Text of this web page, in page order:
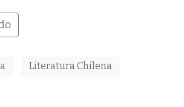
Literatura Chilena